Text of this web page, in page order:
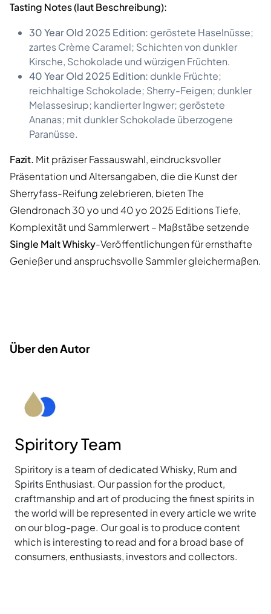
Tasting Notes (laut Beschreibung):
30 Year Old 2025 Edition: geröstete Haselnüsse;
zartes Crème Caramel; Schichten von dunkler
Kirsche, Schokolade und würzigen Früchten.
40 Year Old 2025 Edition: dunkle Früchte;
reichhaltige Schokolade; Sherry-Feigen; dunkler
Melassesirup; kandierter Ingwer; geröstete
Ananas; mit dunkler Schokolade überzogene
Paranüsse.
Fazit. Mit präziser Fassauswahl, eindrucksvoller
Präsentation und Altersangaben, die die Kunst der
Sherryfass-Reifung zelebrieren, bieten The
Glendronach 30 yo und 40 yo 2025 Editions Tiefe,
Komplexität und Sammlerwert – Maßstäbe setzende
Single Malt Whisky-Veröffentlichungen für ernsthafte
Genießer und anspruchsvolle Sammler gleichermaßen.
Über den Autor
Spiritory Team
Spiritory is a team of dedicated Whisky, Rum and
Spirits Enthusiast. Our passion for the product,
craftmanship and art of producing the finest spirits in
the world will be represented in every article we write
on our blog-page. Our goal is to produce content
which is interesting to read and for a broad base of
consumers, enthusiasts, investors and collectors.